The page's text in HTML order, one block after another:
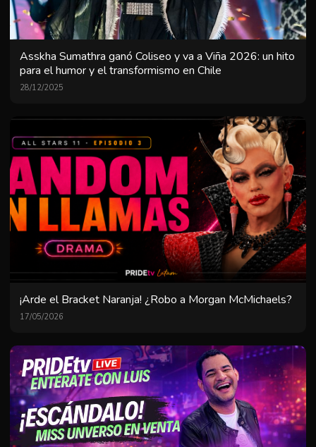
Asskha Sumathra ganó Coliseo y va a Viña 2026: un hito
para el humor y el transformismo en Chile
28/12/2025
¡Arde el Bracket Naranja! ¿Robo a Morgan McMichaels?
17/05/2026